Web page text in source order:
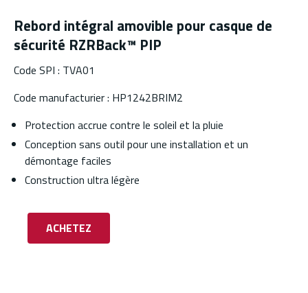
Rebord intégral amovible pour casque de
sécurité RZRBack™ PIP
Code SPI : TVA01
Code manufacturier : HP1242BRIM2
Protection accrue contre le soleil et la pluie
Conception sans outil pour une installation et un
démontage faciles
Construction ultra légère
ACHETEZ